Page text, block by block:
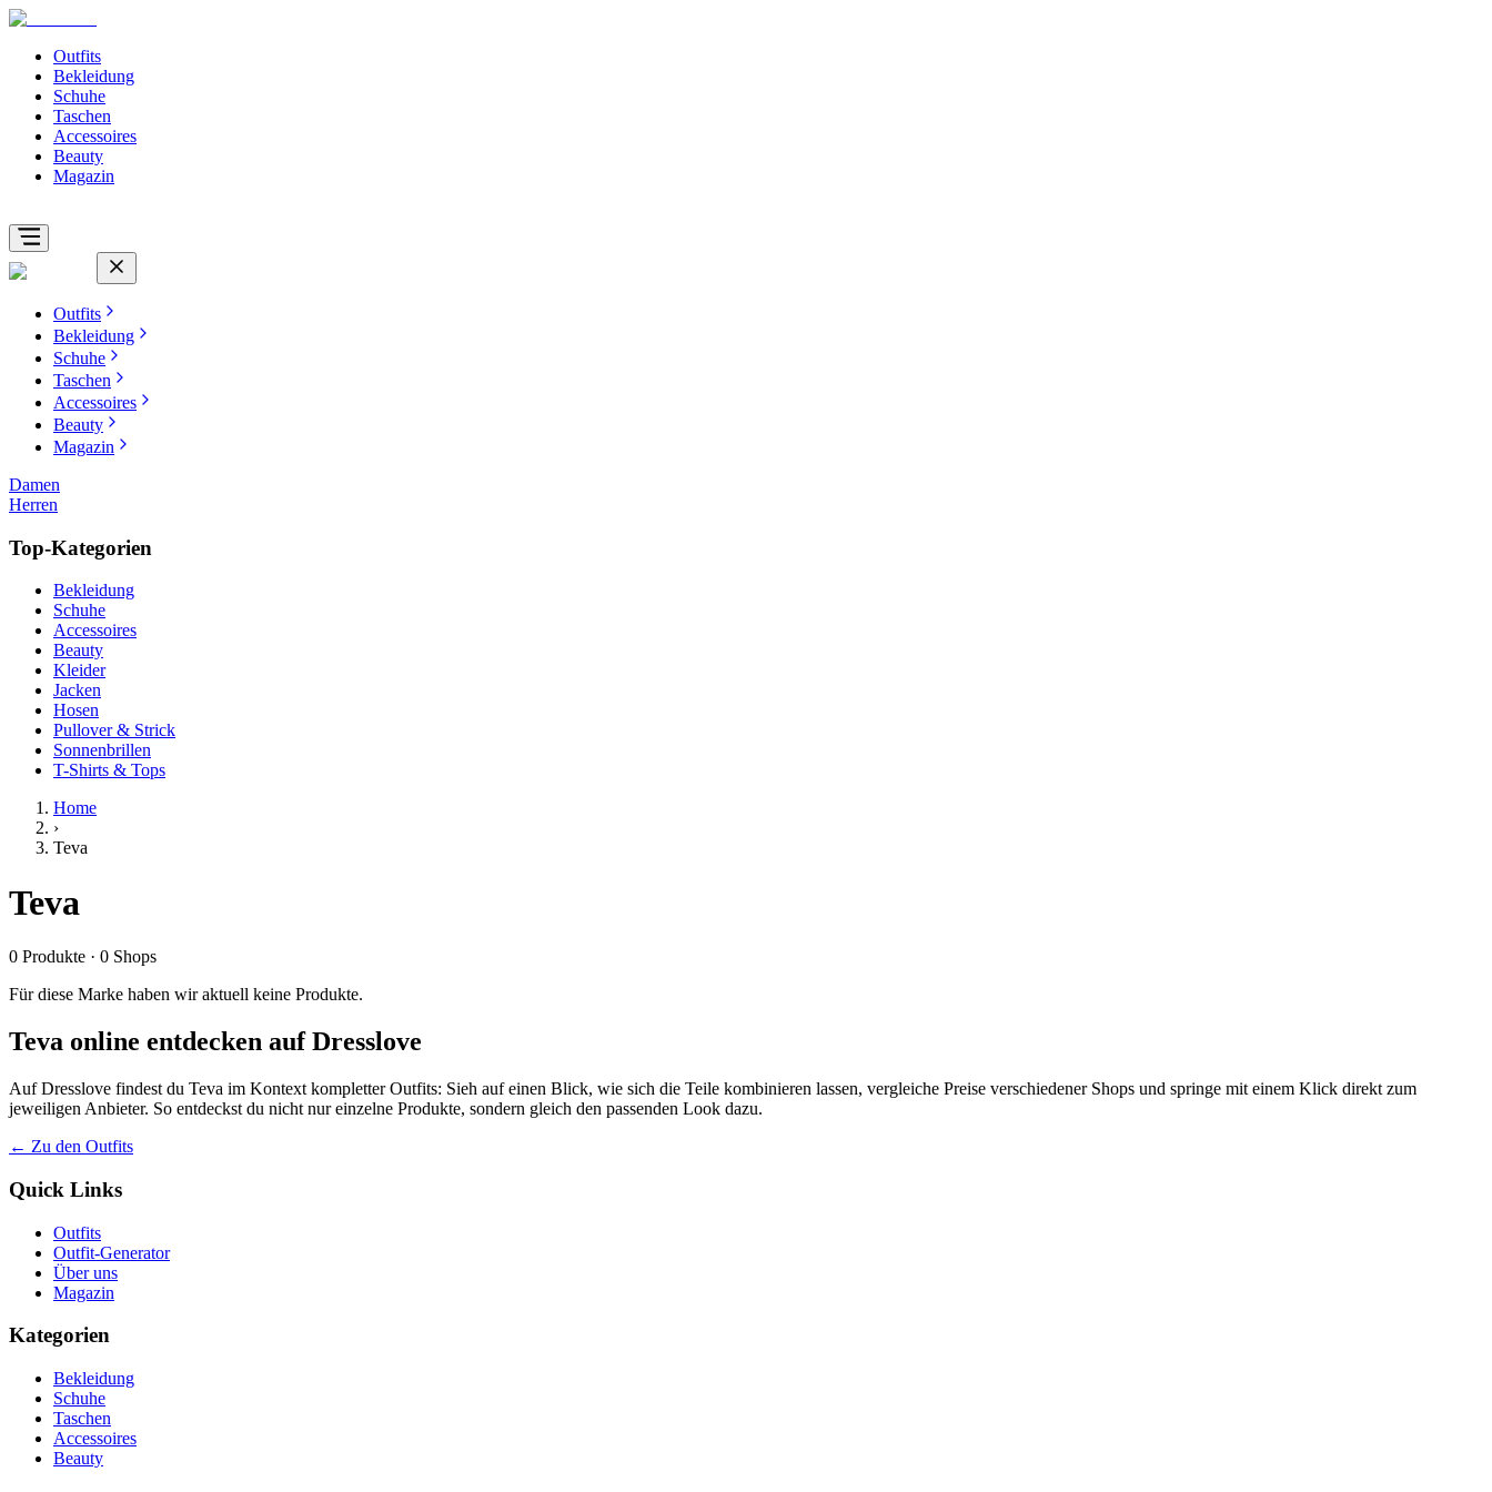
Outfits
Bekleidung
Schuhe
Taschen
Accessoires
Beauty
Magazin
Outfits
Bekleidung
Schuhe
Taschen
Accessoires
Beauty
Magazin
Damen
Herren
Top-Kategorien
Bekleidung
Schuhe
Accessoires
Beauty
Kleider
Jacken
Hosen
Pullover & Strick
Sonnenbrillen
T-Shirts & Tops
Home
›
Teva
Teva
0 Produkte · 0 Shops
Für diese Marke haben wir aktuell keine Produkte.
Teva online entdecken auf Dresslove
Auf Dresslove findest du Teva im Kontext kompletter Outfits: Sieh auf einen Blick, wie sich die Teile kombinieren lassen, vergleiche Preise verschiedener Shops und springe mit einem Klick direkt zum
jeweiligen Anbieter. So entdeckst du nicht nur einzelne Produkte, sondern gleich den passenden Look dazu.
← Zu den Outfits
Quick Links
Outfits
Outfit-Generator
Über uns
Magazin
Kategorien
Bekleidung
Schuhe
Taschen
Accessoires
Beauty